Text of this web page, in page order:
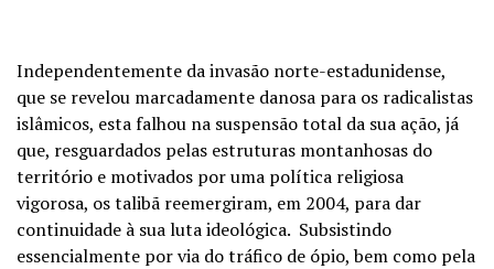
Independentemente da invasão norte-estadunidense,
que se revelou marcadamente danosa para os radicalistas
islâmicos, esta falhou na suspensão total da sua ação, já
que, resguardados pelas estruturas montanhosas do
território e motivados por uma política religiosa
vigorosa, os talibã reemergiram, em 2004, para dar
continuidade à sua luta ideológica. Subsistindo
essencialmente por via do tráfico de ópio, bem como pela